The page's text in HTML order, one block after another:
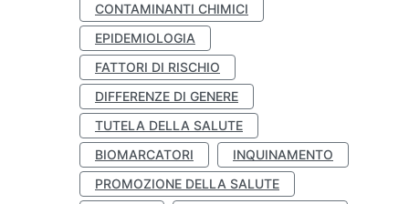
CONTAMINANTI CHIMICI
EPIDEMIOLOGIA
FATTORI DI RISCHIO
DIFFERENZE DI GENERE
TUTELA DELLA SALUTE
BIOMARCATORI
INQUINAMENTO
PROMOZIONE DELLA SALUTE